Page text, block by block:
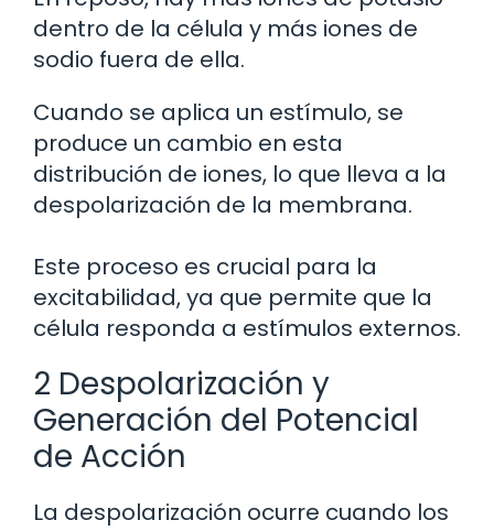
dentro de la célula y más iones de
sodio fuera de ella.
Cuando se aplica un estímulo, se
produce un cambio en esta
distribución de iones, lo que lleva a la
despolarización de la membrana.
Este proceso es crucial para la
excitabilidad, ya que permite que la
célula responda a estímulos externos.
2 Despolarización y
Generación del Potencial
de Acción
La despolarización ocurre cuando los